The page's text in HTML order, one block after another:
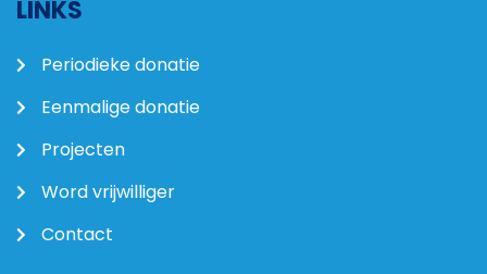
LINKS
Periodieke donatie
Eenmalige donatie
Projecten
Word vrijwilliger
Contact